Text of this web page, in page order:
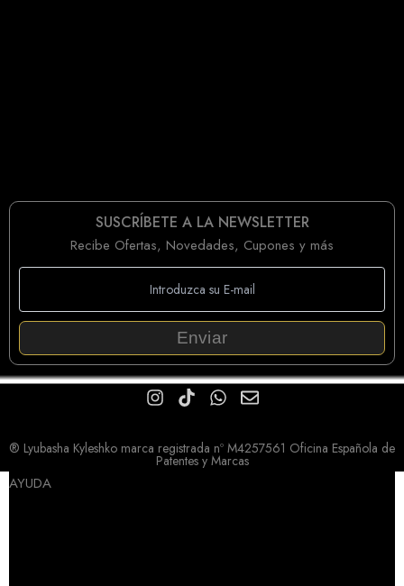
AYUDA
SUSCRÍBETE A LA NEWSLETTER
Recibe Ofertas, Novedades, Cupones y más
Enviar
® Lyubasha Kyleshko marca registrada nº M4257561 Oficina Española de
Patentes y Marcas